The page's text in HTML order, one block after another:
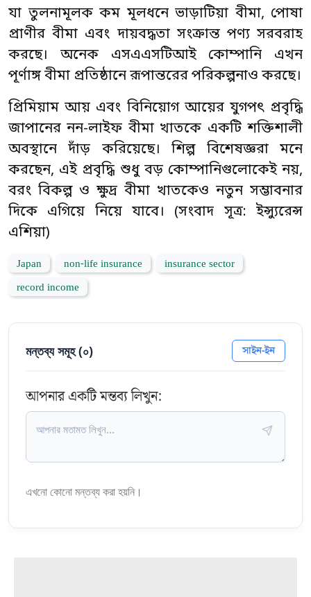
যা তুলনামূলক কম মূলধনে ভাড়াটিয়া বীমা, পোষা
প্রাণীর বীমা এবং দায়বদ্ধতা সংক্রান্ত পণ্য সরবরাহ
করছে। অনেক এসএএসটিআই কোম্পানি এখন
পূর্ণাঙ্গ বীমা প্রতিষ্ঠানে রূপান্তরের পরিকল্পনাও করছে।
প্রিমিয়াম আয় এবং বিনিয়োগ আয়ের যুগপৎ প্রবৃদ্ধি
জাপানের নন-লাইফ বীমা খাতকে একটি শক্তিশালী
অবস্থানে দাঁড় করিয়েছে। শিল্প বিশেষজ্ঞরা মনে
করছেন, এই প্রবৃদ্ধি শুধু বড় কোম্পানিগুলোকেই নয়,
বরং বিকল্প ও ক্ষুদ্র বীমা খাতকেও নতুন সম্ভাবনার
দিকে এগিয়ে নিয়ে যাবে। (সংবাদ সূত্র: ইন্স্যুরেন্স
এশিয়া)
Japan non-life insurance
insurance sector
record income
মন্তব্য সমূহ (০) সাইন-ইন
আপনার একটি মন্তব্য লিখুন:
এখনো কোনো মন্তব্য করা হয়নি।